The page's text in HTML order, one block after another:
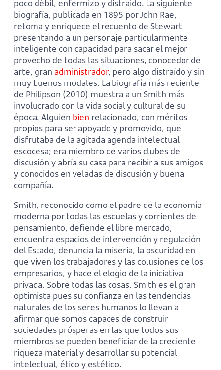
poco débil, enfermizo y distraído. La siguiente
biografía, publicada en 1895 por John Rae,
retoma y enriquece el recuento de Stewart
presentando a un personaje particularmente
inteligente con capacidad para sacar el mejor
provecho de todas las situaciones, conocedor de
arte, gran administrador, pero algo distraído y sin
muy buenos modales. La biografía más reciente
de Philipson (2010) muestra a un Smith más
involucrado con la vida social y cultural de su
época. Alguien bien relacionado, con méritos
propios para ser apoyado y promovido, que
disfrutaba de la agitada agenda intelectual
escocesa; era miembro de varios clubes de
discusión y abría su casa para recibir a sus amigos
y conocidos en veladas de discusión y buena
compañía.
Smith, reconocido como el padre de la economía
moderna por todas las escuelas y corrientes de
pensamiento, defiende el libre mercado,
encuentra espacios de intervención y regulación
del Estado, denuncia la miseria, la oscuridad en
que viven los trabajadores y las colusiones de los
empresarios, y hace el elogio de la iniciativa
privada. Sobre todas las cosas, Smith es el gran
optimista pues su confianza en las tendencias
naturales de los seres humanos lo llevan a
afirmar que somos capaces de construir
sociedades prósperas en las que todos sus
miembros se pueden beneficiar de la creciente
riqueza material y desarrollar su potencial
intelectual, ético y estético.